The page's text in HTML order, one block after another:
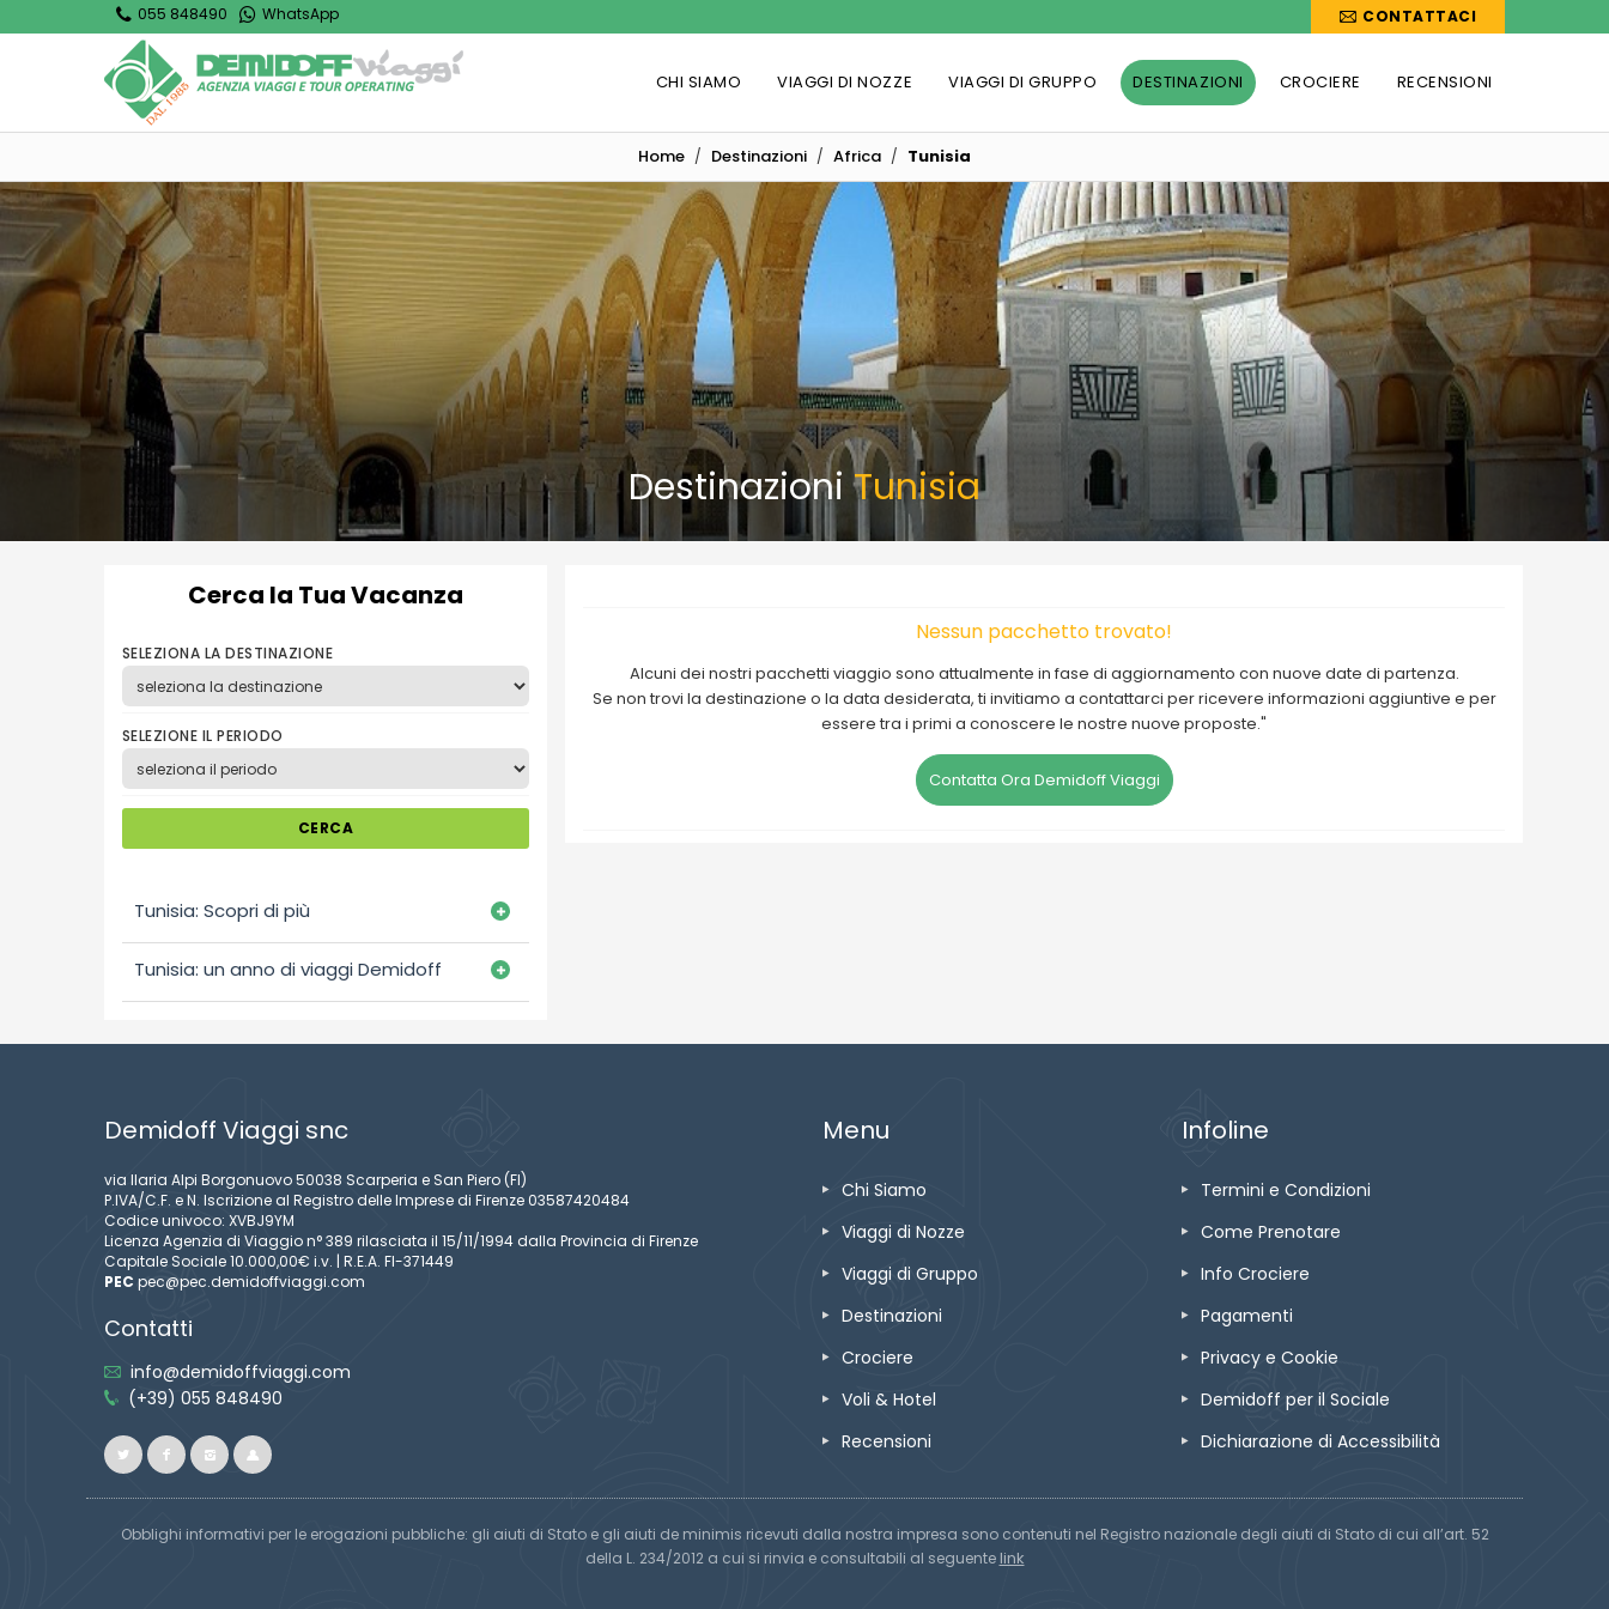
055 848490 WhatsApp CONTATTACI
CHI SIAMO VIAGGI DI NOZZE VIAGGI DI GRUPPO DESTINAZIONI CROCIERE RECENSIONI
Home Destinazioni Africa Tunisia
DestinazioniTunisia
Cerca la Tua Vacanza
SELEZIONA LA DESTINAZIONE
SELEZIONE IL PERIODO
CERCA
Tunisia: Scopri di più
Tunisia: un anno di viaggi Demidoff
Nessun pacchetto trovato!
Alcuni dei nostri pacchetti viaggio sono attualmente in fase di aggiornamento con nuove date di partenza.
Se non trovi la destinazione o la data desiderata, ti invitiamo a contattarci per ricevere informazioni aggiuntive e per
essere tra i primi a conoscere le nostre nuove proposte."
Contatta Ora Demidoff Viaggi
Demidoff Viaggi snc
via Ilaria Alpi Borgonuovo 50038 Scarperia e San Piero (FI)
P.IVA/C.F. e N. Iscrizione al Registro delle Imprese di Firenze 03587420484
Codice univoco: XVBJ9YM
Licenza Agenzia di Viaggio n° 389 rilasciata il 15/11/1994 dalla Provincia di Firenze
Capitale Sociale 10.000,00€ i.v. | R.E.A. FI-371449
PEC pec@pec.demidoffviaggi.com
Contatti
info@demidoffviaggi.com
(+39) 055 848490
Menu
Chi Siamo
Viaggi di Nozze
Viaggi di Gruppo
Destinazioni
Crociere
Voli & Hotel
Recensioni
Infoline
Termini e Condizioni
Come Prenotare
Info Crociere
Pagamenti
Privacy e Cookie
Demidoff per il Sociale
Dichiarazione di Accessibilità
Obblighi informativi per le erogazioni pubbliche: gli aiuti di Stato e gli aiuti de minimis ricevuti dalla nostra impresa sono contenuti nel Registro nazionale degli aiuti di Stato di cui all’art. 52
della L. 234/2012 a cui si rinvia e consultabili al seguente link